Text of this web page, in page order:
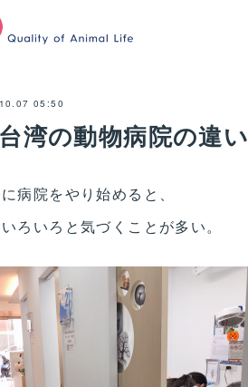
05:50
湾の動物病院の違い
病院をやり始めると、
ろいろと気づくことが多い。